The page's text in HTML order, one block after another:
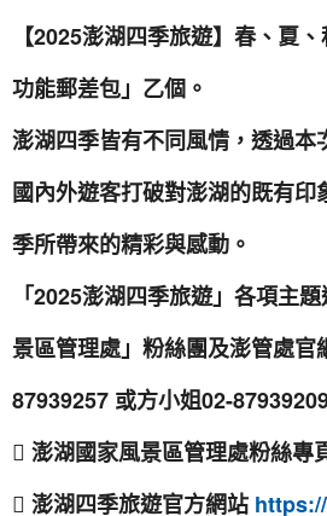
【2025澎湖四季旅遊】春、夏
功能郵差包」乙個。
澎湖四季皆有不同風情，透過
國內外遊客打破對澎湖的既有
季所帶來的精彩與感動。
「2025澎湖四季旅遊」各項主
景區管理處」粉絲團及澎管處
87939257 或方小姐02-
 澎湖國家風景區管理處粉絲專
 澎湖四季旅遊官方網站